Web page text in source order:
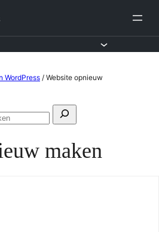
WordPress/ Website opnieuw
Forums
maken